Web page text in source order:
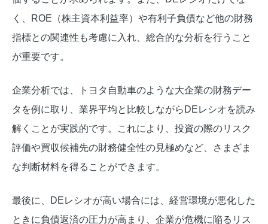
く、ROE（株主資本利益率）や有利子負債など他の財務
指標との関連性も考慮に入れ、総合的な分析を行うこと
が重要です。
企業分析では、トヨタ自動車のような大企業の財務デー
タを例に取り、業界平均と比較しながらDEレシオを読み
解くことが実践的です。これにより、投資の際のリスク
評価や買収候補先の財務健全性の見極めなど、さまざま
な判断材料を得ることができます。
最後に、DEレシオが高い場合には、経営環境が悪化した
ときに負債返済の圧力が高まり、企業が危機に陥るリス